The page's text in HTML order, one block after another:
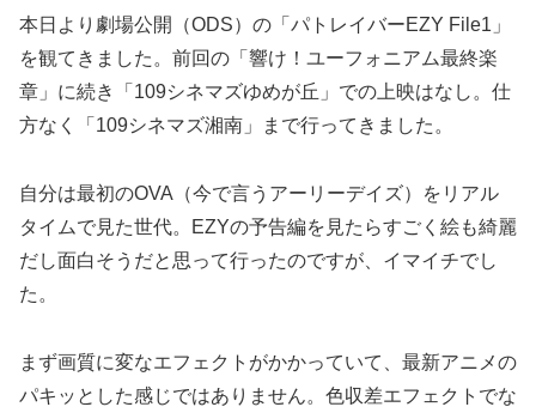
本日より劇場公開（ODS）の「パトレイバーEZY File1」
を観てきました。前回の「響け！ユーフォニアム最終楽
章」に続き「109シネマズゆめが丘」での上映はなし。仕
方なく「109シネマズ湘南」まで行ってきました。
自分は最初のOVA（今で言うアーリーデイズ）をリアル
タイムで見た世代。EZYの予告編を見たらすごく絵も綺麗
だし面白そうだと思って行ったのですが、イマイチでし
た。
まず画質に変なエフェクトがかかっていて、最新アニメの
パキッとした感じではありません。色収差エフェクトでな